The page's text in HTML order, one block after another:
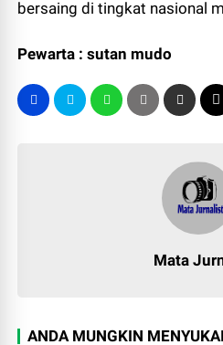
bersaing di tingkat nasional
Pewarta : sutan mudo
Mata
ANDA MUNGKIN